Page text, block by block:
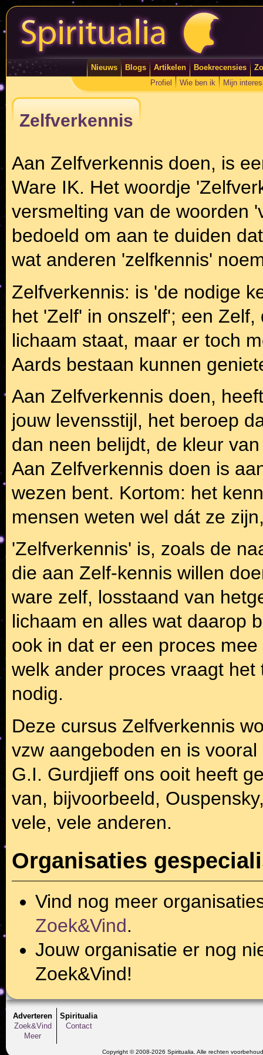
Nieuws Blogs Artikelen Boekrecensies
Profiel
Wie ben ik Mijn
Zelfverkennis
Aan Zelfverkennis doen, is
Ware IK. Het woordje
versmelting van de woorden
bedoeld om aan te duiden
wat anderen 'zelfkennis'
Zelfverkennis: is 'de nodige
het 'Zelf' in onszelf'; een
lichaam staat, maar er toch
Aards bestaan kunnen
Aan Zelfverkennis doen,
jouw levensstijl, het beroep
dan neen belijdt, de kleur
Aan Zelfverkennis doen is
wezen bent. Kortom: het
mensen weten wel dát ze
'Zelfverkennis' is, zoals de
die aan Zelf-kennis willen
ware zelf, losstaand van
lichaam en alles wat daarop
ook in dat er een proces
welk ander proces vraagt
nodig.
Deze cursus Zelfverkennis
vzw aangeboden en is
G.I. Gurdjieff ons ooit heeft
van, bijvoorbeeld,
vele, vele anderen.
Organisaties
Vind nog meer
Zoek&Vind.
Jouw organisatie er nog
Zoek&Vind!
Adverteren
Zoek&Vind
Meer
Spiritualia
Contact
Copyright © 2008-2026 Spiritualia. Alle rechten